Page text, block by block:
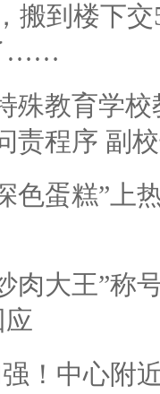
搬到楼下
……
殊教育学
责程序 副
色蛋糕”上
肉大王”称
！中心附